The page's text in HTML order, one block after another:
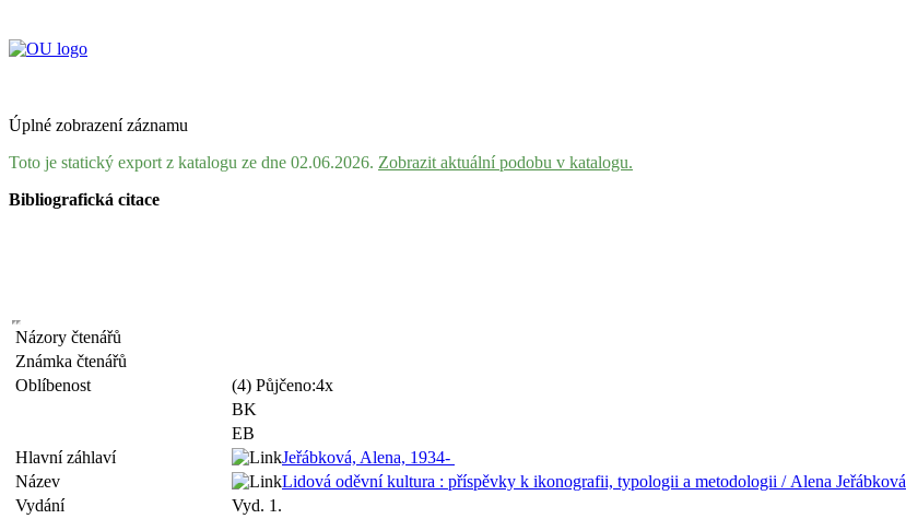
Úplné zobrazení záznamu
Toto je statický export z katalogu ze dne 02.06.2026. Zobrazit aktuální podobu v katalogu.
Bibliografická citace
Názory čtenářů
Známka čtenářů
Oblíbenost
(4) Půjčeno:4x
BK
EB
Hlavní záhlaví
Jeřábková, Alena, 1934-
Název
Lidová oděvní kultura : příspěvky k ikonografii, typologii a metodologii / Alena Jeřábková
Vydání
Vyd. 1.